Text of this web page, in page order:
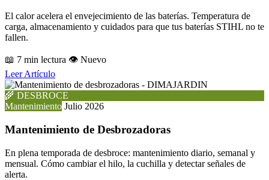
El calor acelera el envejecimiento de las baterías. Temperatura de
carga, almacenamiento y cuidados para que tus baterías STIHL no te
fallen.
📖 7 min lectura 👁️ Nuevo
Leer Artículo
🌾 DESBROCE
Mantenimiento Julio 2026
Mantenimiento de Desbrozadoras
En plena temporada de desbroce: mantenimiento diario, semanal y
mensual. Cómo cambiar el hilo, la cuchilla y detectar señales de
alerta.